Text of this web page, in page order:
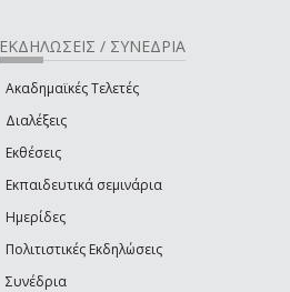
ΕΚΔΗΛΩΣΕΙΣ / ΣΥΝΕΔΡΙΑ
Ακαδημαϊκές Τελετές
Διαλέξεις
Εκθέσεις
Εκπαιδευτικά σεμινάρια
Ημερίδες
Πολιτιστικές Εκδηλώσεις
Συνέδρια